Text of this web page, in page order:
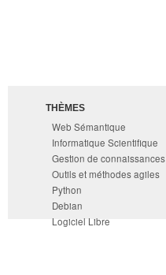
THÈMES
Web Sémantique
Informatique Scientifique
Gestion de connaissances
Outils et méthodes agiles
Python
Debian
Logiciel Libre